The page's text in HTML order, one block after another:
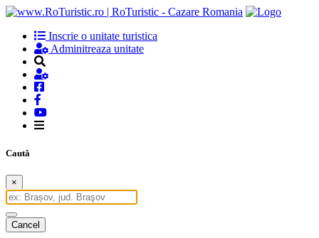
Inscrie o unitate turistica
Adminitreaza unitate
Caută
×
Cancel